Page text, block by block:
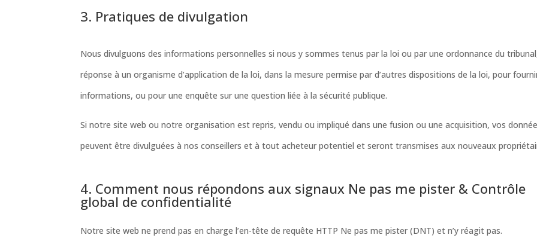
3. Pratiques de divulgation
Nous divulguons des informations personnelles si nous y sommes tenus par la loi ou par une ordonnance du
réponse à un organisme d’application de la loi, dans la mesure permise par d’autres dispositions de la loi, pour
informations, ou pour une enquête sur une question liée à la sécurité publique.
Si notre site web ou notre organisation est repris, vendu ou impliqué dans une fusion ou une acquisition, vos
peuvent être divulguées à nos conseillers et à tout acheteur potentiel et seront transmises aux nouveaux
4. Comment nous répondons aux signaux Ne pas me pister & Contrôle
global de confidentialité
Notre site web ne prend pas en charge l’en-tête de requête HTTP Ne pas me pister (DNT) et n’y réagit pas.